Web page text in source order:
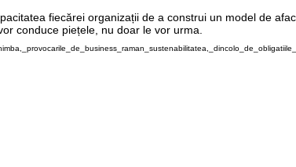
fiecărei organizații de a construi un model de
conduce piețele, nu doar le vor urma.